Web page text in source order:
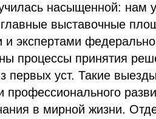
насыщенной: нам
выставочные
и экспертами
процессы принятия
первых уст. Такие
профессионального
в мирной жизни.